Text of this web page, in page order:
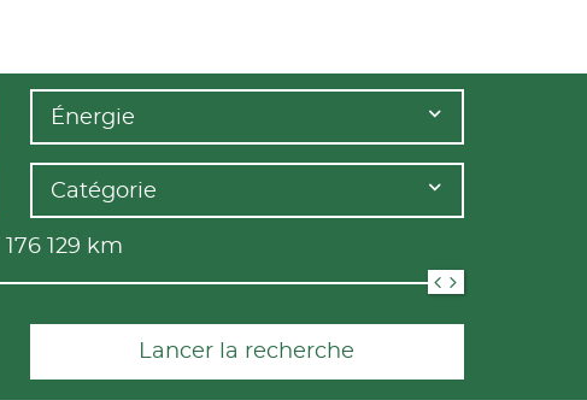
Énergie
Catégorie
176 129 km
Lancer la recherche